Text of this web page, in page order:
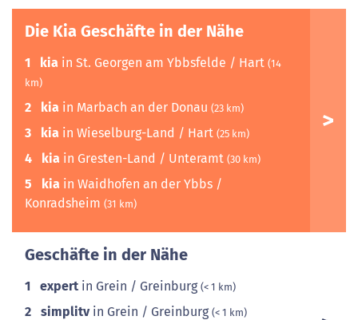
Die Kia Geschäfte in der Nähe
1 kia in St. Georgen am Ybbsfelde / Hart (14
km)
2 kia in Marbach an der Donau (23 km)
3 kia in Wieselburg-Land / Hart (25 km)
4 kia in Gresten-Land / Unteramt (30 km)
5 kia in Waidhofen an der Ybbs /
Konradsheim (31 km)
Geschäfte in der Nähe
1 expert in Grein / Greinburg (< 1 km)
2 simplitvin Grein / Greinburg (< 1 km)